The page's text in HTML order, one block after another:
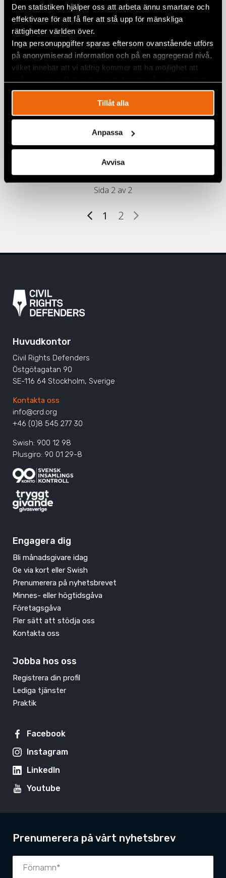
Den statistiken hjälper oss att arbeta ännu smartare och
effektivare för att få fler att stå upp för mänskliga
rättigheter världen över.
Inga personuppgifter sparas eftersom ovanstående utförs
på anonymiserad information och på en aggregerad nivå,
vilket innebär att vi aldrig kommer att ha möjlighet att
Tillåt alla
Anpassa
Avvisa
Civil Rights Defender of the Year
2013 – Nataša Kandić
Sida 2 av 2
1 2
Huvudkontor
Civil Rights Defenders
Östgötagatan 90
SE-116 64 Stockholm, Sverige
Kontakta oss
info@crd.org
+46 (0)8 545 277 30
Swish: 900 12 98
Plusgiro: 90 01 29-8
Engagera dig
Bli månadsgivare idag
Ge via kort eller Swish
Prenumerera på nyhetsbrevet
Minnes- eller högtidsgåva
Företagsgåva
Fler sätt att stödja oss
Kontakta oss
Jobba hos oss
Registrera din profil
Lediga tjänster
Praktik
Facebook
Instagram
LinkedIn
Youtube
Prenumerera på vårt nyhetsbrev